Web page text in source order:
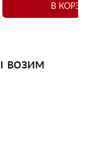
В
возим